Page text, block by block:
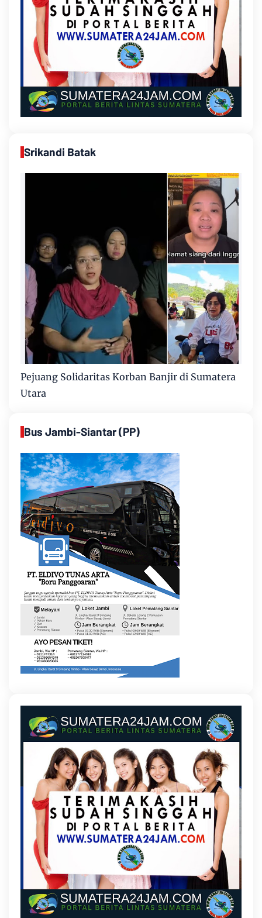
Srikandi Batak
Pejuang Solidaritas Korban Banjir di Sumatera
Utara
Bus Jambi-Siantar (PP)